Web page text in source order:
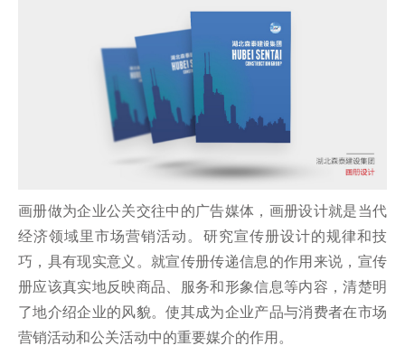
画册做为企业公关交往中的广告媒体，画册设计就是当代
经济领域里市场营销活动。研究宣传册设计的规律和技
巧，具有现实意义。就宣传册传递信息的作用来说，宣传
册应该真实地反映商品、服务和形象信息等内容，清楚明
了地介绍企业的风貌。使其成为企业产品与消费者在市场
营销活动和公关活动中的重要媒介的作用。